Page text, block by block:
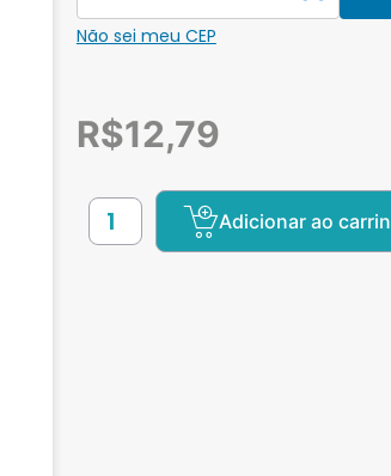
Não sei meu CEP
R$12,79
Adicionar ao